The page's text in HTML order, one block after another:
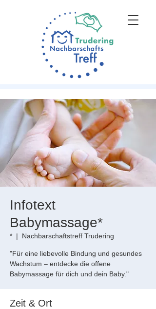
Infotext
Babymassage*
*
  |
Nachbarschaftstreff Trudering
"Für eine liebevolle Bindung und gesundes
Wachstum – entdecke die offene
Babymassage für dich und dein Baby."
Zeit & Ort